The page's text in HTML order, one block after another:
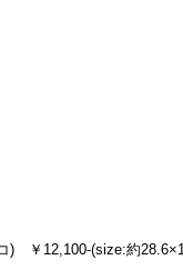
)　￥12,100-(size:約